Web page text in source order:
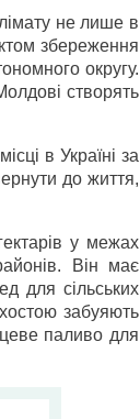
не лише в
збереження
округу.
створять
в Україні за
до життя,
у межах
Він має
для сільських
забуяють
паливо для